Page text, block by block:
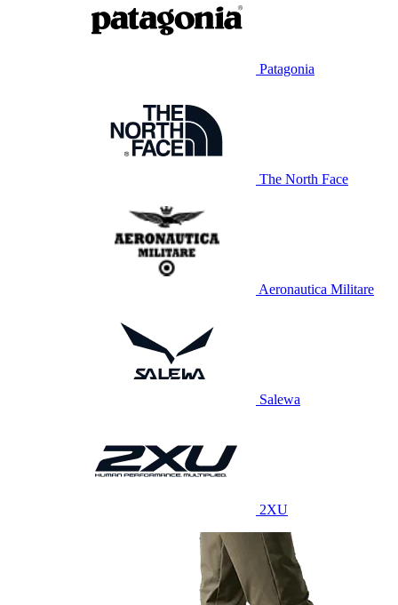
Patagonia
The North Face
Aeronautica Militare
Salewa
2XU